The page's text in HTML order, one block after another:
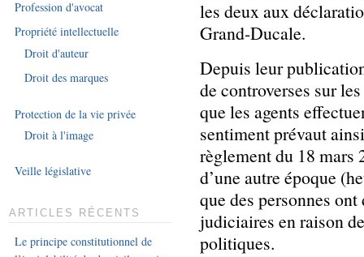
les deux aux
Grand-Ducale.
Depuis leur
de controverses sur
que les agents
sentiment prévaut
règlement du 18 mars
d’une autre époque
que des personnes
judiciaires en raison
politiques.
Profession d'avocat
Propriété intellectuelle
Droit d'auteur
Droit des marques
Protection de la vie privée
Droit à l'image
Veille législative
ARTICLES RÉCENTS
Le principe constitutionnel de